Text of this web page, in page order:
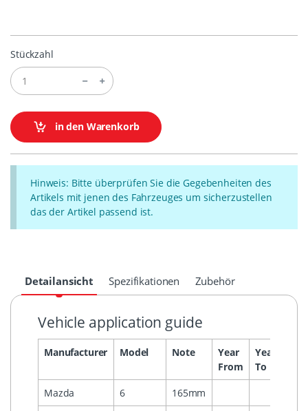
Stückzahl
in den Warenkorb
Hinweis: Bitte überprüfen Sie die Gegebenheiten des
Artikels mit jenen des Fahrzeuges um sicherzustellen
das der Artikel passend ist.
Detailansicht Spezifikationen Zubehör
Vehicle application guide
Manufacturer Model Note
Year
From
Year
To
Mazda 6
165mm